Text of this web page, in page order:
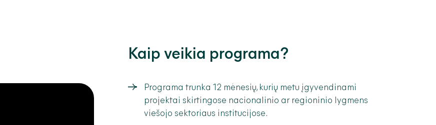
Kaip veikia programa?
Programa trunka 12 mėnesių, kurių metu įgyvendinami
projektai skirtingose nacionalinio ar regioninio lygmens
viešojo sektoriaus institucijose.